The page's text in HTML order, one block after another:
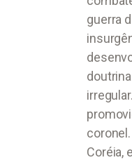
guerra
Coréia,